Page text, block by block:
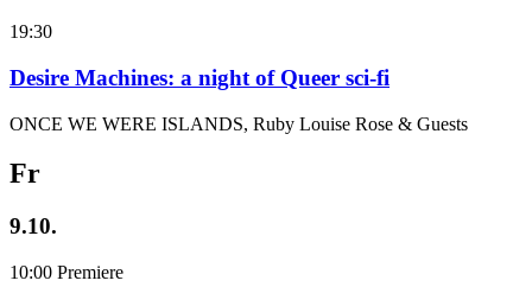
19:30
Desire Machines: a night of Queer sci-fi
ONCE WE WERE ISLANDS, Ruby Louise Rose & Guests
Fr
9.10.
10:00 Premiere